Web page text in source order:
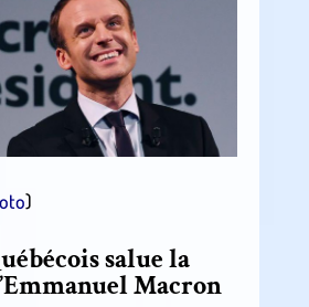
)
salue la
Macron